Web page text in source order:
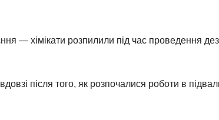
— хімікати розпилили під час проведення
після того, як розпочалися роботи в